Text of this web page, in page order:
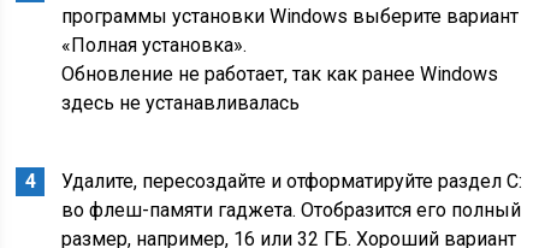
программы установки Windows выберите вариант
«Полная установка».
Обновление не работает, так как ранее Windows
здесь не устанавливалась
Удалите, пересоздайте и отформатируйте раздел C:
во флеш-памяти гаджета. Отобразится его полный
размер, например, 16 или 32 ГБ. Хороший вариант